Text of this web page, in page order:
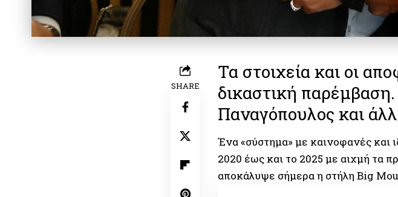
SHARE
Τα στοιχεία και οι
δικαστική
Παναγόπουλος και
Ένα «σύστημα» με καινοφανές και
2020 έως και το 2025 με αιχμή τα
αποκάλυψε σήμερα η στήλη Big